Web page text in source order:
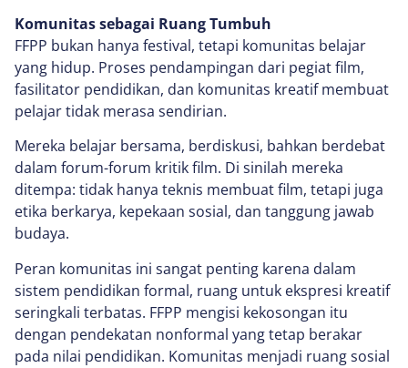
Komunitas sebagai Ruang Tumbuh
FFPP bukan hanya festival, tetapi komunitas belajar
yang hidup. Proses pendampingan dari pegiat film,
fasilitator pendidikan, dan komunitas kreatif membuat
pelajar tidak merasa sendirian.
Mereka belajar bersama, berdiskusi, bahkan berdebat
dalam forum-forum kritik film. Di sinilah mereka
ditempa: tidak hanya teknis membuat film, tetapi juga
etika berkarya, kepekaan sosial, dan tanggung jawab
budaya.
Peran komunitas ini sangat penting karena dalam
sistem pendidikan formal, ruang untuk ekspresi kreatif
seringkali terbatas. FFPP mengisi kekosongan itu
dengan pendekatan nonformal yang tetap berakar
pada nilai pendidikan. Komunitas menjadi ruang sosial